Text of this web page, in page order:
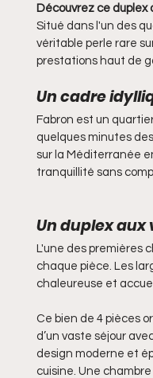
Découvrez ce duplex
Situé dans l'un des
véritable perle rare
prestations haut de
Un cadre
Fabron est un
quelques minutes
sur la Méditerranée
tranquillité sans
Un duplex
L'une des premières
chaque pièce. Les
chaleureuse et
Ce bien de 4 pièces
d’un vaste séjour
design moderne et
cuisine. Une